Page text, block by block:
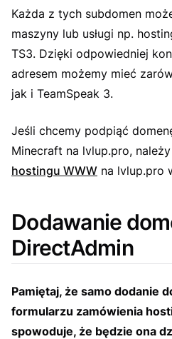
Każda z tych subdomen
maszyny lub usługi np.
TS3. Dzięki odpowiedniej
adresem możemy mieć
jak i TeamSpeak 3.
Jeśli chcemy podpiąć
Minecraft na lvlup.pro,
hostingu WWW na lvlup.pro
Dodawanie
DirectAdmin
Pamiętaj, że samo dodanie
formularzu zamówienia
spowoduje, że będzie ona